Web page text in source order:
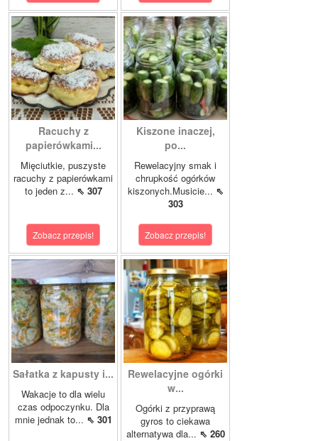
Racuchy z
papierówkami...
Mięciutkie, puszyste
racuchy z papierówkami
to jeden z... ⇖ 307
Zobacz przepis!
Kiszone inaczej,
po...
Rewelacyjny smak i
chrupkość ogórków
kiszonych.Musicie... ⇖
303
Zobacz przepis!
Sałatka z kapusty i...
Wakacje to dla wielu
czas odpoczynku. Dla
mnie jednak to... ⇖ 301
Rewelacyjne ogórki
w...
Ogórki z przyprawą
gyros to ciekawa
alternatywa dla... ⇖ 260